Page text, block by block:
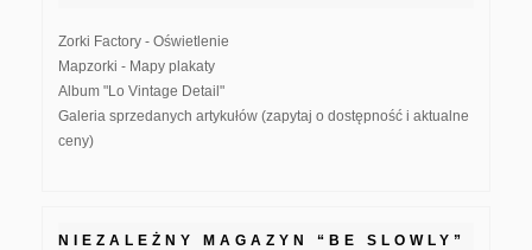
Zorki Factory - Oświetlenie
Mapzorki - Mapy plakaty
Album "Lo Vintage Detail"
Galeria sprzedanych artykułów (zapytaj o dostępność i aktualne
ceny)
NIEZALEŻNY MAGAZYN “BE SLOWLY”